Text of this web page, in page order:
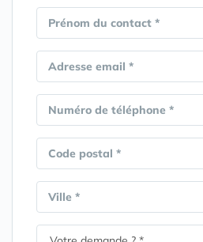
Prénom du contact *
Adresse email *
Numéro de téléphone *
Code postal *
Ville *